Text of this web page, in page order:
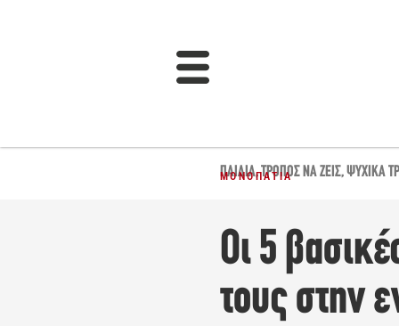
ΠΑΙΔΙΆ,ΤΡΌΠΟΣ ΝΑ ΖΕΙΣ,ΨΥΧΙΚΆ
ΜΟΝΟΠΆΤΙΑ
Οι 5
τους στην